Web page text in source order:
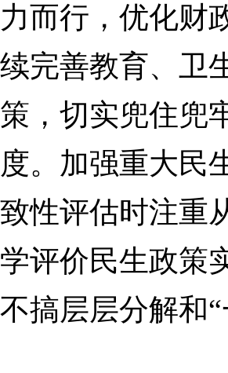
而行，优化财
完善教育、卫
，切实兜住兜
。加强重大民
性评估时注重
评价民生政策
搞层层分解和